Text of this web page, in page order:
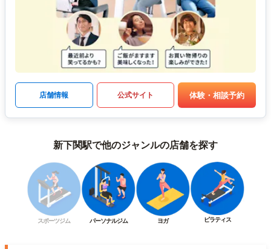
店舗情報 公式サイト 体験・相談予約
新下関駅で他のジャンルの店舗を探す
スポーツジム パーソナルジム ヨガ ピラティス